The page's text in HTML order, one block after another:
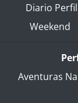
Diario Perfil
Weekend
Aventuras